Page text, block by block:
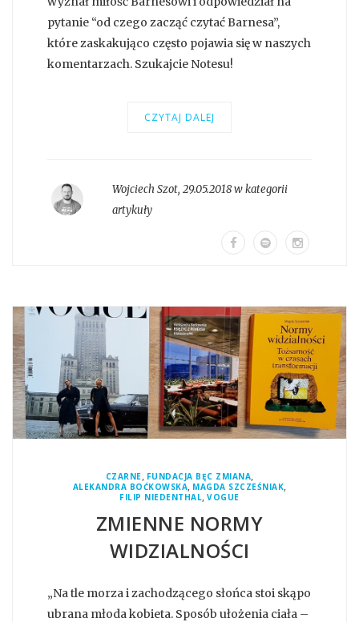
pytanie “od czego zacząć czytać Barnesa”,
które zaskakująco często pojawia się w naszych
komentarzach. Szukajcie Notesu!
CZYTAJ DALEJ
Wojciech Szot, 29.05.2018 w kategorii
artykuły
CZARNE, FUNDACJA BĘC ZMIANA,
ALEKANDRA BOĆKOWSKA, MAGDA SZCZEŚNIAK,
FILIP NIEDENTHAL,VOGUE
ZMIENNE NORMY
WIDZIALNOŚCI
„Na tle morza i zachodzącego słońca stoi skąpo
ubrana młoda kobieta. Sposób ułożenia ciała –